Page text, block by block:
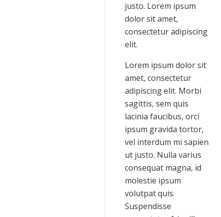
justo. Lorem ipsum
dolor sit amet,
consectetur adipiscing
elit.
Lorem ipsum dolor sit
amet, consectetur
adipiscing elit. Morbi
sagittis, sem quis
lacinia faucibus, orci
ipsum gravida tortor,
vel interdum mi sapien
ut justo. Nulla varius
consequat magna, id
molestie ipsum
volutpat quis.
Suspendisse